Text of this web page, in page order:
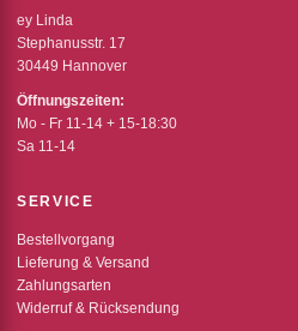
ey Linda
Stephanusstr. 17
30449 Hannover
Öffnungszeiten:
Mo - Fr 11-14 + 15-18:30
Sa 11-14
SERVICE
Bestellvorgang
Lieferung & Versand
Zahlungsarten
Widerruf & Rücksendung